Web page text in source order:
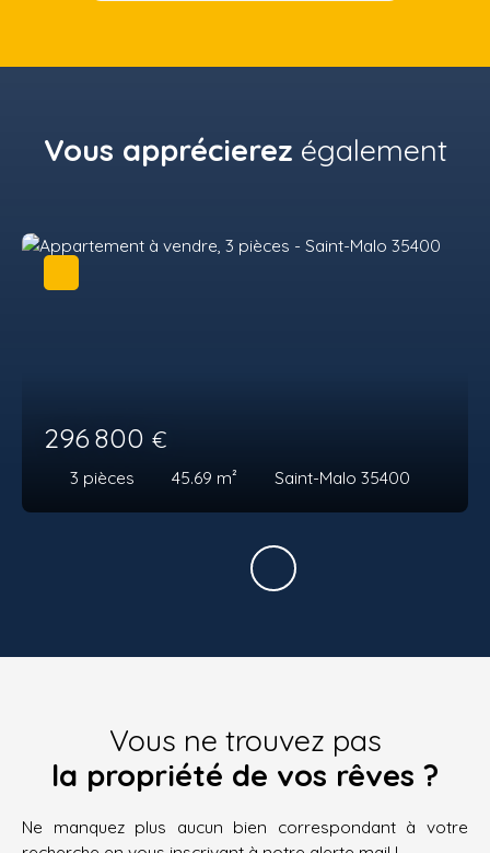
Vous apprécierez également
296 800 €
3 pièces 45.69 m² Saint-Malo 35400
Vous ne trouvez pas
la propriété de vos rêves ?
Ne manquez plus aucun bien correspondant à votre